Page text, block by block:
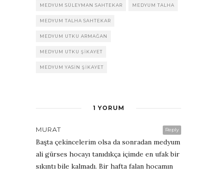
MEDYUM SÜLEYMAN SAHTEKAR MEDYUM TALHA
MEDYUM TALHA SAHTEKAR
MEDYUM UTKU ARMAĞAN
MEDYUM UTKU ŞIKAYET
MEDYUM YASIN ŞIKAYET
1 YORUM
Reply
MURAT
Başta çekincelerim olsa da sonradan medyum
ali gürses hocayı tanıdıkça içimde en ufak bir
sıkıntı bile kalmadı. Bir hafta falan hocamın